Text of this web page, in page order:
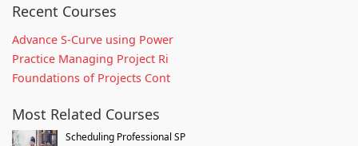
Recent Courses
Advance S-Curve using Power
Practice Managing Project Ri
Foundations of Projects Cont
Most Related Courses
Scheduling Professional SP